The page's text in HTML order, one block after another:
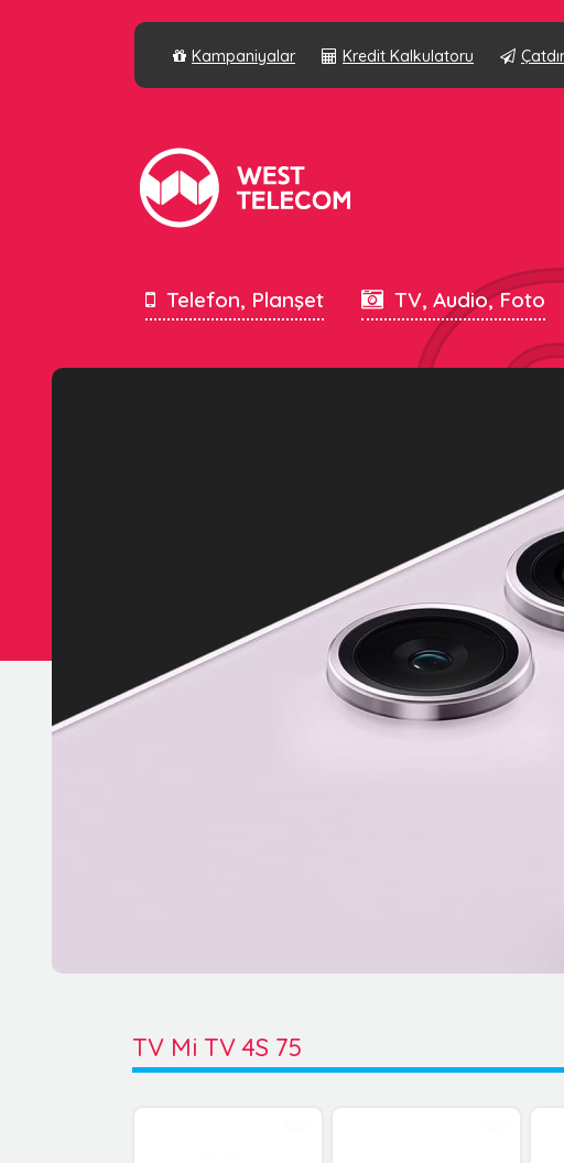
Kampaniyalar Kredit Kalkulatoru
Telefon, Planşet TV, Audio, Foto
TV Mi TV 4S 75